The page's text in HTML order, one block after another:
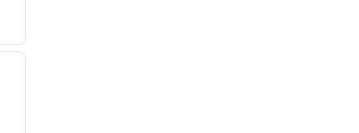
próxima imagem